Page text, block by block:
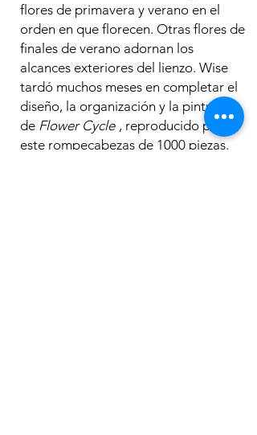
flores de primavera y verano en el
orden en que florecen. Otras flores de
finales de verano adornan los
alcances exteriores del lienzo. Wise
tardó muchos meses en completar el
diseño, la organización y la pintura
de Flower Cycle , reproducido para
este rompecabezas de 1000 piezas.